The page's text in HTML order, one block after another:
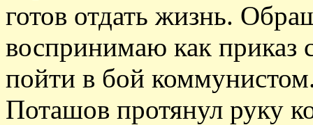
готов отдать жизнь.
воспринимаю как приказ
пойти в бой
Поташов протянул руку